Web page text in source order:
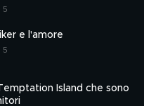
5
e l'amore
5
Island che sono